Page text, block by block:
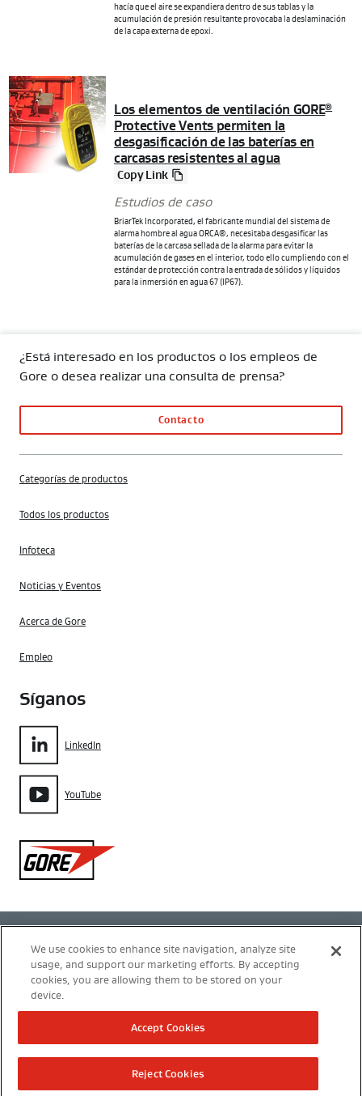
hacía que el aire se expandiera dentro de sus tablas y la
acumulación de presión resultante provocaba la deslaminación
de la capa externa de epoxi.
Los elementos de ventilación GORE®
Protective Vents permiten la
desgasificación de las baterías en
carcasas resistentes al agua
Copy Link
Estudios de caso
BriarTek Incorporated, el fabricante mundial del sistema de
alarma hombre al agua ORCA®, necesitaba desgasificar las
baterías de la carcasa sellada de la alarma para evitar la
acumulación de gases en el interior, todo ello cumpliendo con el
estándar de protección contra la entrada de sólidos y líquidos
para la inmersión en agua 67 (IP67).
¿Está interesado en los productos o los empleos de
Gore o desea realizar una consulta de prensa?
Contacto
Categorías de productos
Todos los productos
Infoteca
Noticias y Eventos
Acerca de Gore
Empleo
Síganos
LinkedIn
YouTube
Gore
Política de privacidad
Configuración de cookies
Términos de uso
Modern Slavery Act Transparency Statement
We use cookies to enhance site navigation, analyze site
usage, and support our marketing efforts. By accepting
cookies, you are allowing them to be stored on your
device.
Reject Cookies
Accept Cookies